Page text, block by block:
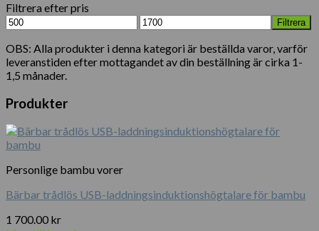
Filtrera efter pris
Min
pris
Max
pris
Filtrera
OBS: Alla produkter i denna kategori är beställda varor, varför
leveranstiden efter mottagandet av din beställning är cirka 1-
1,5 månader.
Produkter
Personlige bambu vorer
Bärbar trådlös USB-laddningsinduktionshögtalare för bambu
1 700.00 kr